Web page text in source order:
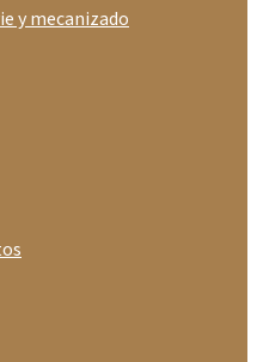
y mecanizado